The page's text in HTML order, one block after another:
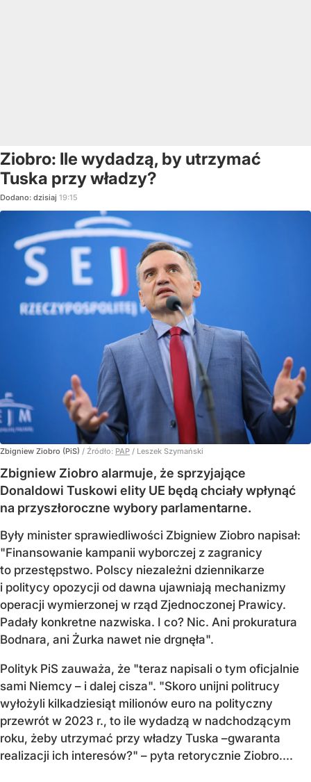
Ziobro: Ile wydadzą, by utrzymać
Tuska przy władzy?
Dodano: dzisiaj 19:15
Zbigniew Ziobro (PiS) / Źródło: PAP / Leszek Szymański
Zbigniew Ziobro alarmuje, że sprzyjające
Donaldowi Tuskowi elity UE będą chciały wpłynąć
na przyszłoroczne wybory parlamentarne.
Były minister sprawiedliwości Zbigniew Ziobro napisał:
"Finansowanie kampanii wyborczej z zagranicy
to przestępstwo. Polscy niezależni dziennikarze
i politycy opozycji od dawna ujawniają mechanizmy
operacji wymierzonej w rząd Zjednoczonej Prawicy.
Padały konkretne nazwiska. I co? Nic. Ani prokuratura
Bodnara, ani Żurka nawet nie drgnęła".
Polityk PiS zauważa, że "teraz napisali o tym oficjalnie
sami Niemcy – i dalej cisza". "Skoro unijni politrucy
wyłożyli kilkadziesiąt milionów euro na polityczny
przewrót w 2023 r., to ile wydadzą w nadchodzącym
roku, żeby utrzymać przy władzy Tuska –gwaranta
realizacji ich interesów?" – pyta retorycznie Ziobro....